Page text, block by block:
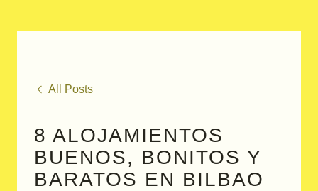
All Posts
8 ALOJAMIENTOS
BUENOS, BONITOS Y
BARATOS EN BILBAO